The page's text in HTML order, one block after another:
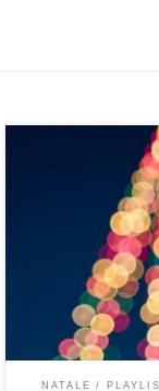
E alla fine ci sono
artisti prima o poi
cui con Wonderful
raggiungo il
composte ecco che
mettere in fila […]
NATALE